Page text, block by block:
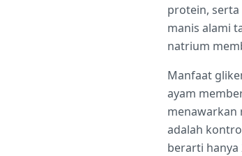
protein, serta
manis alami
natrium
Manfaat
ayam
menawarkan
adalah
berarti hanya